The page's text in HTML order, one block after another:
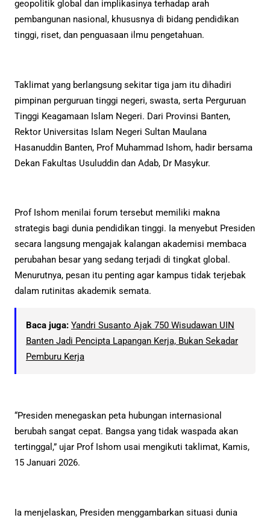
geopolitik global dan implikasinya terhadap arah
pembangunan nasional, khususnya di bidang pendidikan
tinggi, riset, dan penguasaan ilmu pengetahuan.
Taklimat yang berlangsung sekitar tiga jam itu dihadiri
pimpinan perguruan tinggi negeri, swasta, serta Perguruan
Tinggi Keagamaan Islam Negeri. Dari Provinsi Banten,
Rektor Universitas Islam Negeri Sultan Maulana
Hasanuddin Banten, Prof Muhammad Ishom, hadir bersama
Dekan Fakultas Usuluddin dan Adab, Dr Masykur.
Prof Ishom menilai forum tersebut memiliki makna
strategis bagi dunia pendidikan tinggi. Ia menyebut Presiden
secara langsung mengajak kalangan akademisi membaca
perubahan besar yang sedang terjadi di tingkat global.
Menurutnya, pesan itu penting agar kampus tidak terjebak
dalam rutinitas akademik semata.
Baca juga: Yandri Susanto Ajak 750 Wisudawan UIN
Banten Jadi Pencipta Lapangan Kerja, Bukan Sekadar
Pemburu Kerja
“Presiden menegaskan peta hubungan internasional
berubah sangat cepat. Bangsa yang tidak waspada akan
tertinggal,” ujar Prof Ishom usai mengikuti taklimat, Kamis,
15 Januari 2026.
Ia menjelaskan, Presiden menggambarkan situasi dunia